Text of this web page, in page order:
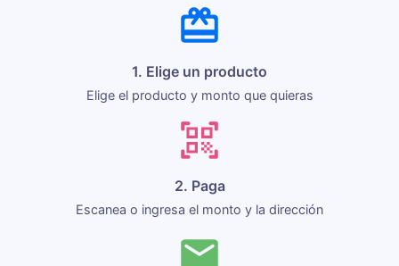
1. Elige un producto
Elige el producto y monto que quieras
2. Paga
Escanea o ingresa el monto y la dirección